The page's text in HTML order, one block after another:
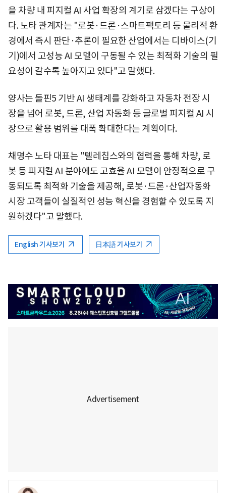
을 차량 내 피지컬 AI 사업 확장의 계기로 삼겠다는 구상이
다. 노타 관계자는 "로봇·드론·스마트팩토리 등 물리적 환
경에서 즉시 판단·추론이 필요한 산업에서는 디바이스(기
기)에서 고성능 AI 모델이 구동될 수 있는 최적화 기술의 필
요성이 갈수록 높아지고 있다"고 말했다.
양사는 돌핀5 기반 AI 생태계를 강화하고 자동차 전장 시
장을 넘어 로봇, 드론, 산업 자동화 등 글로벌 피지컬 AI 시
장으로 활용 범위를 대폭 확대한다는 계획이다.
채명수 노타 대표는 "텔레칩스와의 협력을 통해 차량, 로
봇 등 피지컬 AI 분야에도 고효율 AI 모델이 안정적으로 구
동되도록 최적화 기술을 제공해, 로봇·드론·산업자동화
시장 고객들이 실질적인 성능 혁신을 경험할 수 있도록 지
원하겠다"고 말했다.
English 기사보기 日本語 기사보기